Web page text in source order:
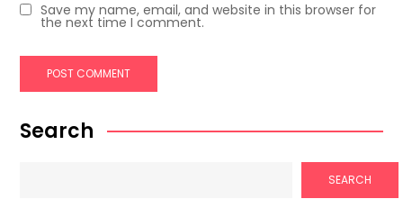
Save my name, email, and website in this browser for
the next time I comment.
Search
SEARCH